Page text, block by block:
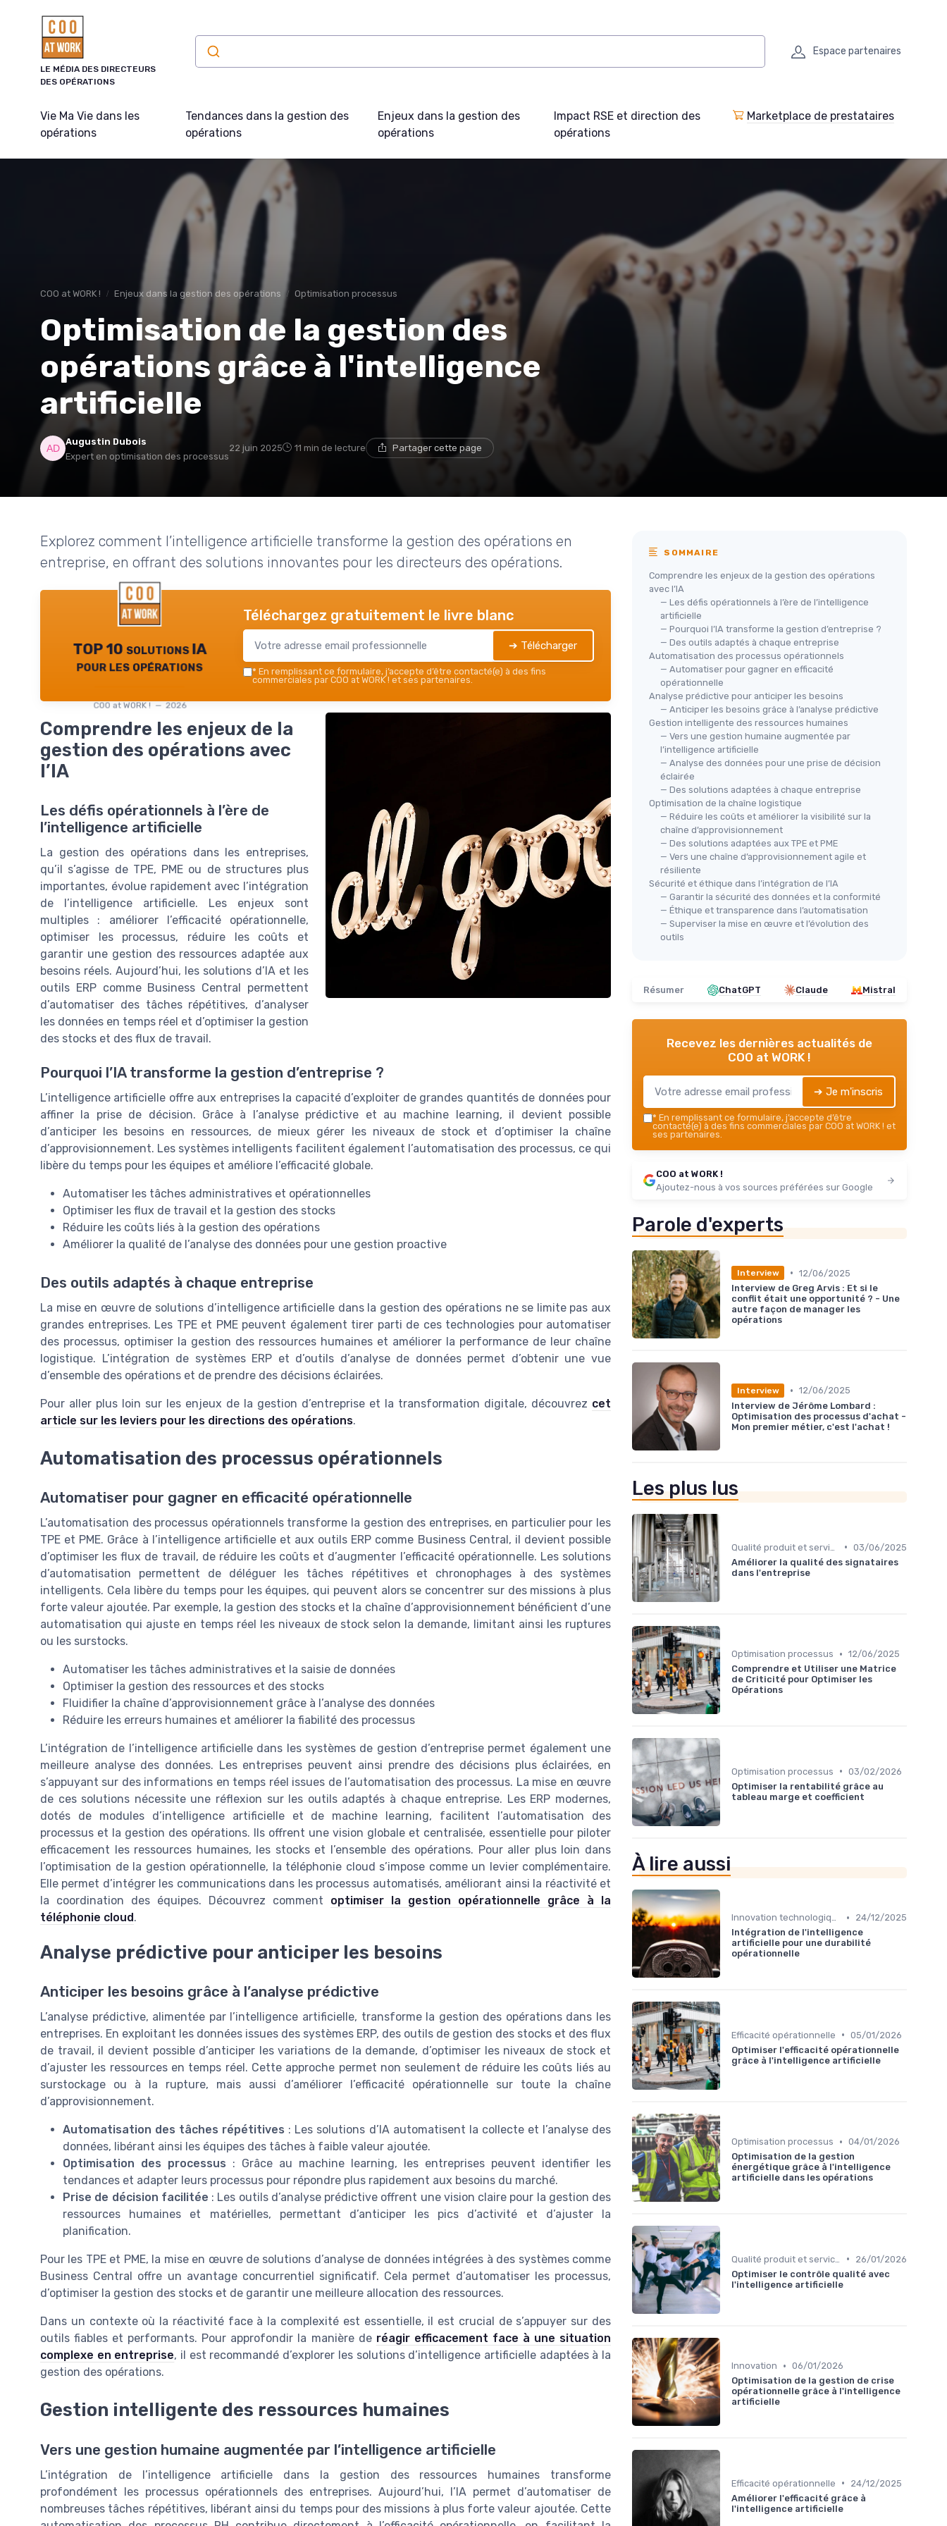
LE MÉDIA DES DIRECTEURS
DES OPÉRATIONS
Espace partenaires
Vie Ma Vie dans les
opérations
Tendances dans la gestion des
opérations
Enjeux dans la gestion des
opérations
Impact RSE et direction des
opérations
Marketplace de prestataires
COO at WORK ! Enjeux dans la gestion des opérations Optimisation processus
Optimisation de la gestion des
opérations grâce à l'intelligence
artificielle
Augustin Dubois
Expert en optimisation des processus
22 juin 2025 11 min de lecture Partager cette page
Explorez comment l’intelligence artificielle transforme la gestion des opérations en
entreprise, en offrant des solutions innovantes pour les directeurs des opérations.
TOP 10 solutions IA
pour les opérations
COO at WORK ! — 2026
Téléchargez gratuitement le livre blanc
➔ Télécharger
* En remplissant ce formulaire, j’accepte d’être contacté(e) à des fins
commerciales par COO at WORK ! et ses partenaires.
Comprendre les enjeux de la
gestion des opérations avec
l’IA
Les défis opérationnels à l’ère de
l’intelligence artificielle
La gestion des opérations dans les entreprises,
qu’il s’agisse de TPE, PME ou de structures plus
importantes, évolue rapidement avec l’intégration
de l’intelligence artificielle. Les enjeux sont
multiples : améliorer l’efficacité opérationnelle,
optimiser les processus, réduire les coûts et
garantir une gestion des ressources adaptée aux
besoins réels. Aujourd’hui, les solutions d’IA et les
outils ERP comme Business Central permettent
d’automatiser des tâches répétitives, d’analyser
les données en temps réel et d’optimiser la gestion
des stocks et des flux de travail.
Pourquoi l’IA transforme la gestion d’entreprise ?
L’intelligence artificielle offre aux entreprises la capacité d’exploiter de grandes quantités de données pour
affiner la prise de décision. Grâce à l’analyse prédictive et au machine learning, il devient possible
d’anticiper les besoins en ressources, de mieux gérer les niveaux de stock et d’optimiser la chaîne
d’approvisionnement. Les systèmes intelligents facilitent également l’automatisation des processus, ce qui
libère du temps pour les équipes et améliore l’efficacité globale.
Automatiser les tâches administratives et opérationnelles
Optimiser les flux de travail et la gestion des stocks
Réduire les coûts liés à la gestion des opérations
Améliorer la qualité de l’analyse des données pour une gestion proactive
Des outils adaptés à chaque entreprise
La mise en œuvre de solutions d’intelligence artificielle dans la gestion des opérations ne se limite pas aux
grandes entreprises. Les TPE et PME peuvent également tirer parti de ces technologies pour automatiser
des processus, optimiser la gestion des ressources humaines et améliorer la performance de leur chaîne
logistique. L’intégration de systèmes ERP et d’outils d’analyse de données permet d’obtenir une vue
d’ensemble des opérations et de prendre des décisions éclairées.
Pour aller plus loin sur les enjeux de la gestion d’entreprise et la transformation digitale, découvrez cet
article sur les leviers pour les directions des opérations.
Automatisation des processus opérationnels
Automatiser pour gagner en efficacité opérationnelle
L’automatisation des processus opérationnels transforme la gestion des entreprises, en particulier pour les
TPE et PME. Grâce à l’intelligence artificielle et aux outils ERP comme Business Central, il devient possible
d’optimiser les flux de travail, de réduire les coûts et d’augmenter l’efficacité opérationnelle. Les solutions
d’automatisation permettent de déléguer les tâches répétitives et chronophages à des systèmes
intelligents. Cela libère du temps pour les équipes, qui peuvent alors se concentrer sur des missions à plus
forte valeur ajoutée. Par exemple, la gestion des stocks et la chaîne d’approvisionnement bénéficient d’une
automatisation qui ajuste en temps réel les niveaux de stock selon la demande, limitant ainsi les ruptures
ou les surstocks.
Automatiser les tâches administratives et la saisie de données
Optimiser la gestion des ressources et des stocks
Fluidifier la chaîne d’approvisionnement grâce à l’analyse des données
Réduire les erreurs humaines et améliorer la fiabilité des processus
L’intégration de l’intelligence artificielle dans les systèmes de gestion d’entreprise permet également une
meilleure analyse des données. Les entreprises peuvent ainsi prendre des décisions plus éclairées, en
s’appuyant sur des informations en temps réel issues de l’automatisation des processus. La mise en œuvre
de ces solutions nécessite une réflexion sur les outils adaptés à chaque entreprise. Les ERP modernes,
dotés de modules d’intelligence artificielle et de machine learning, facilitent l’automatisation des
processus et la gestion des opérations. Ils offrent une vision globale et centralisée, essentielle pour piloter
efficacement les ressources humaines, les stocks et l’ensemble des opérations. Pour aller plus loin dans
l’optimisation de la gestion opérationnelle, la téléphonie cloud s’impose comme un levier complémentaire.
Elle permet d’intégrer les communications dans les processus automatisés, améliorant ainsi la réactivité et
la coordination des équipes. Découvrez comment optimiser la gestion opérationnelle grâce à la
téléphonie cloud.
Analyse prédictive pour anticiper les besoins
Anticiper les besoins grâce à l’analyse prédictive
L’analyse prédictive, alimentée par l’intelligence artificielle, transforme la gestion des opérations dans les
entreprises. En exploitant les données issues des systèmes ERP, des outils de gestion des stocks et des flux
de travail, il devient possible d’anticiper les variations de la demande, d’optimiser les niveaux de stock et
d’ajuster les ressources en temps réel. Cette approche permet non seulement de réduire les coûts liés au
surstockage ou à la rupture, mais aussi d’améliorer l’efficacité opérationnelle sur toute la chaîne
d’approvisionnement.
Automatisation des tâches répétitives : Les solutions d’IA automatisent la collecte et l’analyse des
données, libérant ainsi les équipes des tâches à faible valeur ajoutée.
Optimisation des processus : Grâce au machine learning, les entreprises peuvent identifier les
tendances et adapter leurs processus pour répondre plus rapidement aux besoins du marché.
Prise de décision facilitée : Les outils d’analyse prédictive offrent une vision claire pour la gestion des
ressources humaines et matérielles, permettant d’anticiper les pics d’activité et d’ajuster la
planification.
Pour les TPE et PME, la mise en œuvre de solutions d’analyse de données intégrées à des systèmes comme
Business Central offre un avantage concurrentiel significatif. Cela permet d’automatiser les processus,
d’optimiser la gestion des stocks et de garantir une meilleure allocation des ressources.
Dans un contexte où la réactivité face à la complexité est essentielle, il est crucial de s’appuyer sur des
outils fiables et performants. Pour approfondir la manière de réagir efficacement face à une situation
complexe en entreprise, il est recommandé d’explorer les solutions d’intelligence artificielle adaptées à la
gestion des opérations.
Gestion intelligente des ressources humaines
Vers une gestion humaine augmentée par l’intelligence artificielle
L’intégration de l’intelligence artificielle dans la gestion des ressources humaines transforme
profondément les processus opérationnels des entreprises. Aujourd’hui, l’IA permet d’automatiser de
nombreuses tâches répétitives, libérant ainsi du temps pour des missions à plus forte valeur ajoutée. Cette
SOMMAIRE
Comprendre les enjeux de la gestion des opérations
avec l’IA
— Les défis opérationnels à l’ère de l’intelligence
artificielle
— Pourquoi l’IA transforme la gestion d’entreprise ?
— Des outils adaptés à chaque entreprise
Automatisation des processus opérationnels
— Automatiser pour gagner en efficacité
opérationnelle
Analyse prédictive pour anticiper les besoins
— Anticiper les besoins grâce à l’analyse prédictive
Gestion intelligente des ressources humaines
— Vers une gestion humaine augmentée par
l’intelligence artificielle
— Analyse des données pour une prise de décision
éclairée
— Des solutions adaptées à chaque entreprise
Optimisation de la chaîne logistique
— Réduire les coûts et améliorer la visibilité sur la
chaîne d’approvisionnement
— Des solutions adaptées aux TPE et PME
— Vers une chaîne d’approvisionnement agile et
résiliente
Sécurité et éthique dans l’intégration de l’IA
— Garantir la sécurité des données et la conformité
— Éthique et transparence dans l’automatisation
— Superviser la mise en œuvre et l’évolution des
outils
Résumer ChatGPT Claude Mistral
Recevez les dernières actualités de
COO at WORK !
➔ Je m'inscris
* En remplissant ce formulaire, j’accepte d’être
contacté(e) à des fins commerciales par COO at WORK ! et
ses partenaires.
COO at WORK !
Ajoutez-nous à vos sources préférées sur Google
Parole d'experts
Interview • 12/06/2025
Interview de Greg Arvis : Et si le
conflit était une opportunité ? - Une
autre façon de manager les
opérations
Interview • 12/06/2025
Interview de Jérôme Lombard :
Optimisation des processus d'achat -
Mon premier métier, c'est l'achat !
Les plus lus
• 03/06/2025
Améliorer la qualité des signataires
dans l'entreprise
Optimisation processus • 12/06/2025
Comprendre et Utiliser une Matrice
de Criticité pour Optimiser les
Opérations
Optimisation processus • 03/02/2026
Optimiser la rentabilité grâce au
tableau marge et coefficient
À lire aussi
Innovation technologique •
24/12/2025
Intégration de l'intelligence
artificielle pour une durabilité
opérationnelle
Efficacité opérationnelle • 05/01/2026
Optimiser l'efficacité opérationnelle
grâce à l'intelligence artificielle
Optimisation processus • 04/01/2026
Optimisation de la gestion
énergétique grâce à l'intelligence
artificielle dans les opérations
•
26/01/2026
Optimiser le contrôle qualité avec
l'intelligence artificielle
Innovation • 06/01/2026
Optimisation de la gestion de crise
opérationnelle grâce à l'intelligence
artificielle
Efficacité opérationnelle •
24/12/2025
Améliorer l'efficacité grâce à
l'intelligence artificielle